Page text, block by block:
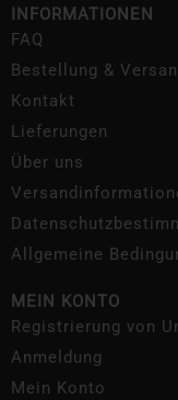
INFORMATIONEN
FAQ
Bestellung &
Kontakt
Lieferungen
Über uns
Allgemeine
MEIN KONTO
Registrierung von
Anmeldung
Mein Konto